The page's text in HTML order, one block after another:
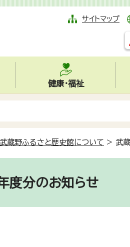
サイトマップ
健康・福祉
武蔵野ふるさと歴史館について > 武
度分のお知らせ